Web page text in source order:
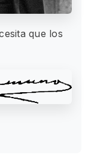
que los